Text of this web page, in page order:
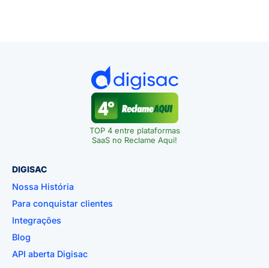
TOP 4 entre plataformas
SaaS no Reclame Aqui!
DIGISAC
Nossa História
Para conquistar clientes
Integrações
Blog
API aberta Digisac